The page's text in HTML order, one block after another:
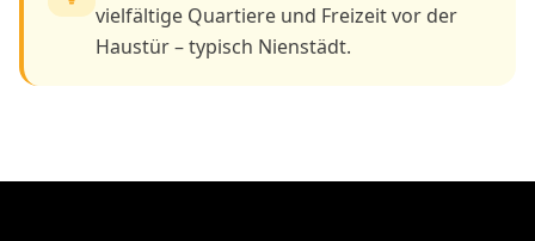
vielfältige Quartiere und Freizeit vor der
Haustür – typisch Nienstädt.